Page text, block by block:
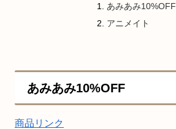
あみあみ10%OFF
アニメイト
あみあみ10%OFF
商品リンク